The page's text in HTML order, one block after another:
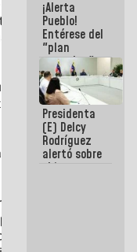
Vacacional
¡Alerta
Pueblo!
Entérese del
"plan
enjambre"
de La Sayo
para
sabotear el
diálogo y
promover el
caos
Presidenta
(E) Delcy
Rodríguez
alertó sobre
el impacto